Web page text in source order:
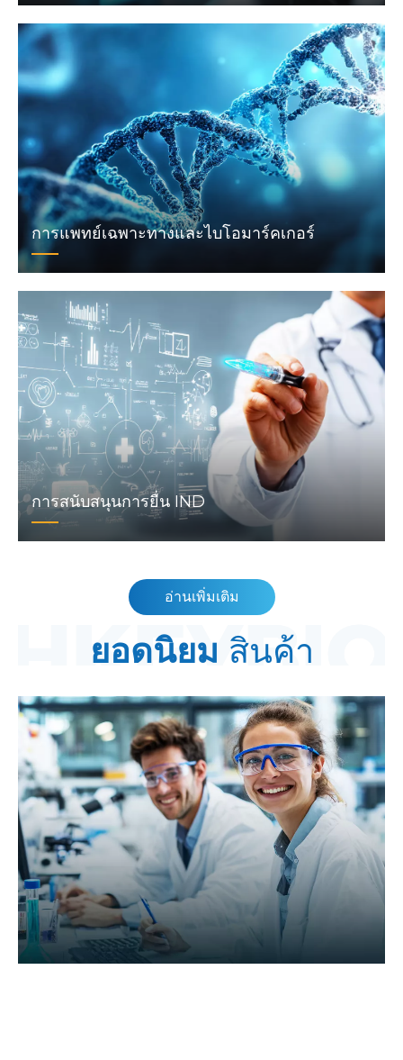
การแพทย์เฉพาะทางและไบโอมาร์คเกอร์
การสนับสนุนการยื่น IND
อ่านเพิ่มเติม
ยอดนิยม สินค้า